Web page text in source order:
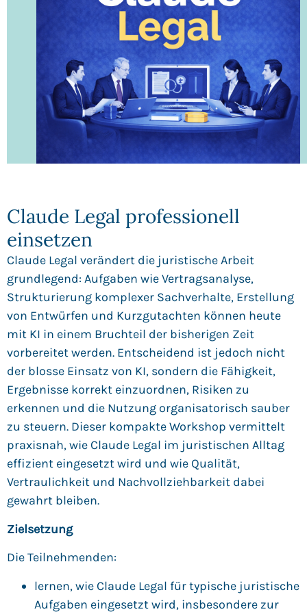
Claude Legal professionell
einsetzen
Claude Legal verändert die juristische Arbeit
grundlegend: Aufgaben wie Vertragsanalyse,
Strukturierung komplexer Sachverhalte, Erstellung
von Entwürfen und Kurzgutachten können heute
mit KI in einem Bruchteil der bisherigen Zeit
vorbereitet werden. Entscheidend ist jedoch nicht
der blosse Einsatz von KI, sondern die Fähigkeit,
Ergebnisse korrekt einzuordnen, Risiken zu
erkennen und die Nutzung organisatorisch sauber
zu steuern. Dieser kompakte Workshop vermittelt
praxisnah, wie Claude Legal im juristischen Alltag
effizient eingesetzt wird und wie Qualität,
Vertraulichkeit und Nachvollziehbarkeit dabei
gewahrt bleiben.
Zielsetzung
Die Teilnehmenden:
lernen, wie Claude Legal für typische juristische
Aufgaben eingesetzt wird, insbesondere zur